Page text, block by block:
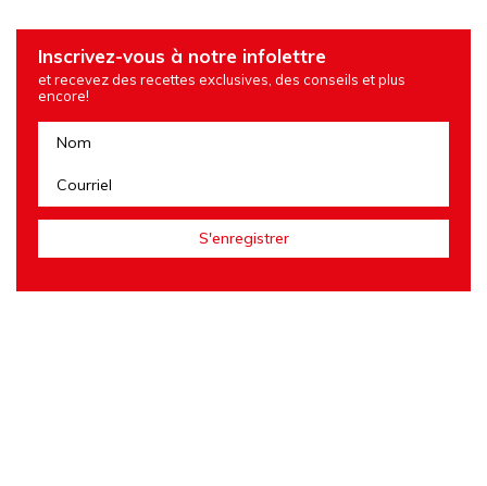
Inscrivez-vous à notre infolettre
et recevez des recettes exclusives, des conseils et plus
encore!